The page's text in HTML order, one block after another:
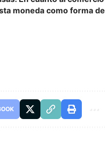
moneda como forma de